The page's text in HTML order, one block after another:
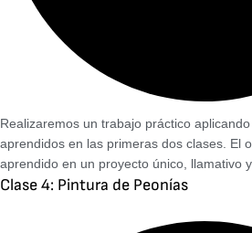
Realizaremos un trabajo práctico
aprendidos en las primeras dos clases. El
aprendido en un proyecto único, llamativo
Clase 4: Pintura de Peonías